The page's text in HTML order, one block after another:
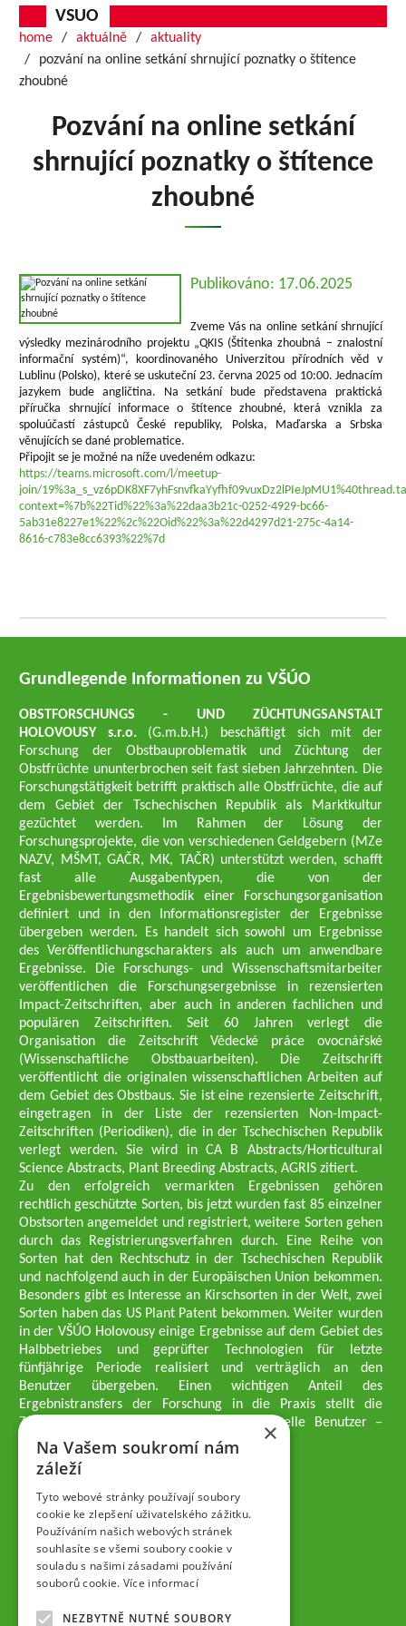
VSUO
home aktuálně
aktuality
pozvání na online setkání shrnující poznatky o štítence
zhoubné
Pozvání na online setkání
shrnující poznatky o štítence
zhoubné
Publikováno: 17.06.2025
Zveme Vás na online setkání shrnující
výsledky mezinárodního projektu „QKIS (Štítenka zhoubná – znalostní
informační systém)“, koordinovaného Univerzitou přírodních věd v
Lublinu (Polsko), které se uskuteční 23. června 2025 od 10:00. Jednacím
jazykem bude angličtina. Na setkání bude představena praktická
příručka shrnující informace o štítence zhoubné, která vznikla za
spoluúčastí zástupců České republiky, Polska, Maďarska a Srbska
věnujících se dané problematice.
Připojit se je možné na níže uvedeném odkazu:
https://teams.microsoft.com/l/meetup-
join/
context=%7b%22Tid%22%3a%22daa3b21c-0252-4929-bc66-
5ab31e8227e1%22%2c%22Oid%22%3a%22d4297d21-275c-4a14-
8616-c783e8cc6393%22%7d
Grundlegende Informationen zu VŠÚO
OBSTFORSCHUNGS - UND ZÜCHTUNGSANSTALT
HOLOVOUSY s.r.o. (G.m.b.H.) beschäftigt sich mit der
Forschung der Obstbauproblematik und Züchtung der
Obstfrüchte ununterbrochen seit fast sieben Jahrzehnten. Die
Forschungstätigkeit betrifft praktisch alle Obstfrüchte, die auf
dem Gebiet der Tschechischen Republik als Marktkultur
gezüchtet werden. Im Rahmen der Lösung der
Forschungsprojekte, die von verschiedenen Geldgebern (MZe
NAZV, MŠMT, GAČR, MK, TAČR) unterstützt werden, schafft
fast alle Ausgabentypen, die von der
Ergebnisbewertungsmethodik einer Forschungsorganisation
definiert und in den Informationsregister der Ergebnisse
übergeben werden. Es handelt sich sowohl um Ergebnisse
des Veröffentlichungscharakters als auch um anwendbare
Ergebnisse. Die Forschungs- und Wissenschaftsmitarbeiter
veröffentlichen die Forschungsergebnisse in rezensierten
Impact-Zeitschriften, aber auch in anderen fachlichen und
populären Zeitschriften. Seit 60 Jahren verlegt die
Organisation die Zeitschrift Vědecké práce ovocnářské
(Wissenschaftliche Obstbauarbeiten). Die Zeitschrift
veröffentlicht die originalen wissenschaftlichen Arbeiten auf
dem Gebiet des Obstbaus. Sie ist eine rezensierte Zeitschrift,
eingetragen in der Liste der rezensierten Non-Impact-
Zeitschriften (Periodiken), die in der Tschechischen Republik
verlegt werden. Sie wird in CA B Abstracts/Horticultural
Science Abstracts, Plant Breeding Abstracts, AGRIS zitiert.
Zu den erfolgreich vermarkten Ergebnissen gehören
rechtlich geschützte Sorten, bis jetzt wurden fast 85 einzelner
Obstsorten angemeldet und registriert, weitere Sorten gehen
durch das Registrierungsverfahren durch. Eine Reihe von
Sorten hat den Rechtschutz in der Tschechischen Republik
und nachfolgend auch in der Europäischen Union bekommen.
Besonders gibt es Interesse an Kirschsorten in der Welt, zwei
Sorten haben das US Plant Patent bekommen. Weiter wurden
in der VŠÚO Holovousy einige Ergebnisse auf dem Gebiet des
Halbbetriebes und geprüfter Technologien für letzte
fünfjährige Periode realisiert und verträglich an den
Benutzer übergeben. Einen wichtigen Anteil des
Ergebnistransfers der Forschung in die Praxis stellt die
Züchtungsmethodik dar, die an professionelle Benutzer –
professionelle Obstzüchter übergeben wird.
Geschäftsführer der Gesellschaft
Dipl.-Ing. Tomáš Zmeškal
Dipl.-Ing. Jaroslav Vácha
Gesellschafter
Dipl.-Ing. Jan Blažek, CS c.
Dipl.-Ing. Josef Kosina, CS c.
Dipl.-Ing. Václav Ludvík
Jaroslav Muška
×
Na Vašem soukromí nám
záleží
Tyto webové stránky používají soubory
cookie ke zlepšení uživatelského zážitku.
Používáním našich webových stránek
souhlasíte se všemi soubory cookie v
souladu s našimi zásadami používání
souborů cookie. Více informací
NEZBYTNĚ NUTNÉ SOUBORY